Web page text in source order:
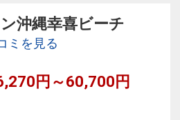
無料Wi-Fi完備！！
沖縄幸喜ビーチ
ミを見る
円～60,700円